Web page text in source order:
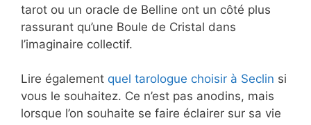
tarot ou un oracle de Belline ont un côté plus
rassurant qu’une Boule de Cristal dans
l’imaginaire collectif.
Lire également quel tarologue choisir à Seclin si
vous le souhaitez. Ce n’est pas anodins, mais
lorsque l’on souhaite se faire éclairer sur sa vie